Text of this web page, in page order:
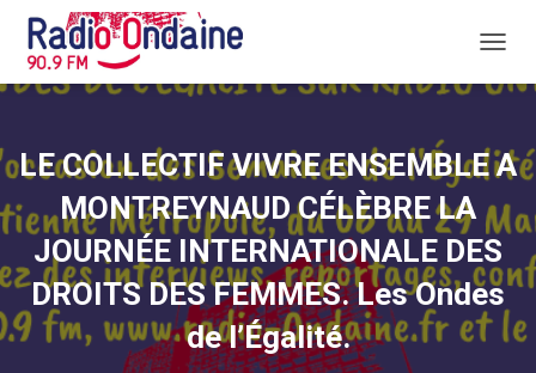
É
I
E
L
A
N
A
V
LE COLLECTIF VIVRE ENSEMBLE A
MONTREYNAUD CÉLÈBRE LA
JOURNÉE INTERNATIONALE DES
DROITS DES FEMMES. Les Ondes
de l’Égalité.